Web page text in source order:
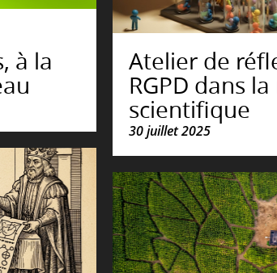
à la
Atelier de
RGPD dans
scientifique
30 juillet 2025